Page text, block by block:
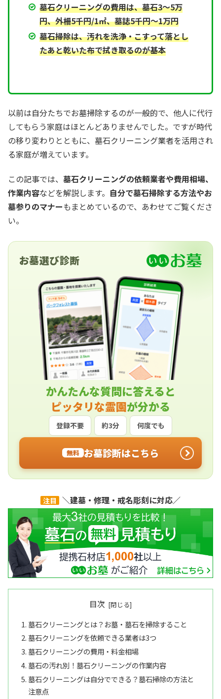
墓石クリーニングの費用は、墓石3～5万
円、外柵5千円/1㎡、墓誌5千円～1万円
墓石掃除は、汚れを洗浄・こすって落とし
たあと乾いた布で拭き取るのが基本
以前は自分たちでお墓掃除するのが一般的で、他人に代行
してもらう家庭はほとんどありませんでした。ですが時代
の移り変わりとともに、墓石クリーニング業者を活用され
る家庭が増えています。
この記事では、 墓石クリーニングの依頼業者や費用相場、
作業内容などを解説します。 自分で墓石掃除する方法やお
墓参りのマナーもまとめているので、あわせてご覧くださ
い。
お墓選び診断
かんたんな質問に答えると
ピッタリな霊園が分かる
登録不要 約3分 何度でも
無料 お墓診断はこちら
注目 ＼建墓・修理・戒名彫刻に対応／
目次
墓石クリーニングとは？お墓・墓石を掃除すること
墓石クリーニングを依頼できる業者は3つ
墓石クリーニングの費用・料金相場
墓石の汚れ別！墓石クリーニングの作業内容
墓石クリーニングは自分でできる？墓石掃除の方法と
注意点